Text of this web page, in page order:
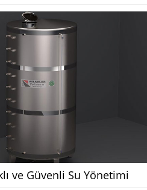
ve Güvenli Su Yönetimi